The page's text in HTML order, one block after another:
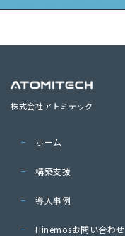
株式会社アトミテック
ホーム
構築支援
導入事例
Hinemosお問い合わせ